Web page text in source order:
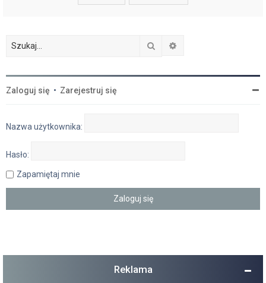
Szukaj
Zaloguj się • Zarejestruj się
Nazwa użytkownika:
Hasło:
Zapamiętaj mnie
Reklama